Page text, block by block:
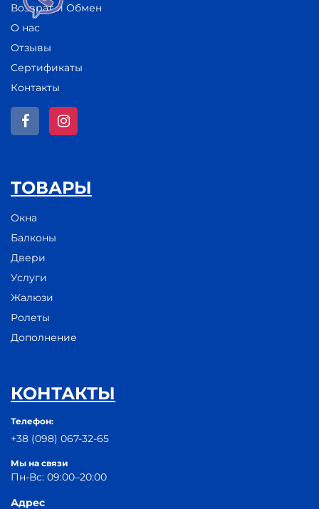
Возврат и Обмен
О нас
Отзывы
Сертификаты
Контакты
ТОВАРЫ
Окна
Балконы
Двери
Услуги
Жалюзи
Ролеты
Дополнение
КОНТАКТЫ
Телефон:
+38 (098) 067-32-65
Мы на связи
Пн-Вс: 09:00–20:00
Адрес